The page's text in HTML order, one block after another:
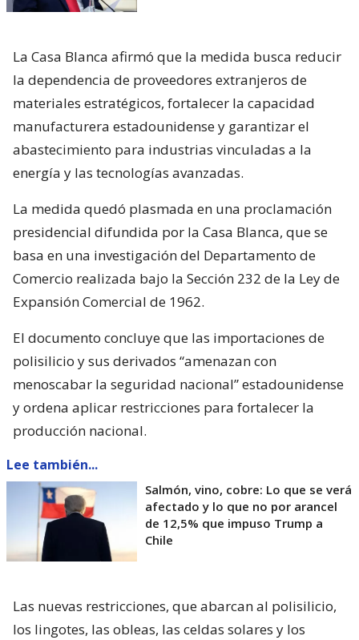
La Casa Blanca afirmó que la medida busca reducir
la dependencia de proveedores extranjeros de
materiales estratégicos, fortalecer la capacidad
manufacturera estadounidense y garantizar el
abastecimiento para industrias vinculadas a la
energía y las tecnologías avanzadas.
La medida quedó plasmada en una proclamación
presidencial difundida por la Casa Blanca, que se
basa en una investigación del Departamento de
Comercio realizada bajo la Sección 232 de la Ley de
Expansión Comercial de 1962.
El documento concluye que las importaciones de
polisilicio y sus derivados “amenazan con
menoscabar la seguridad nacional” estadounidense
y ordena aplicar restricciones para fortalecer la
producción nacional.
Lee también...
Salmón, vino, cobre: Lo que se verá
afectado y lo que no por arancel
de 12,5% que impuso Trump a
Chile
Las nuevas restricciones, que abarcan al polisilicio,
los lingotes, las obleas, las celdas solares y los